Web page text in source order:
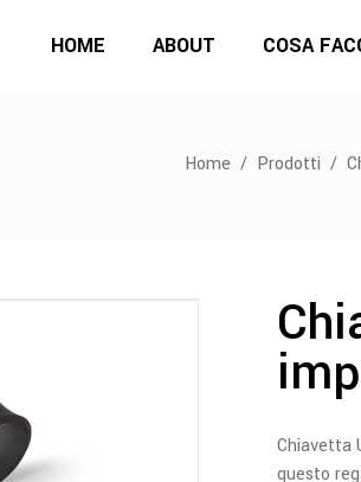
HOME ABOUT COSA
Home / Prodotti /
Chiavetta
questo